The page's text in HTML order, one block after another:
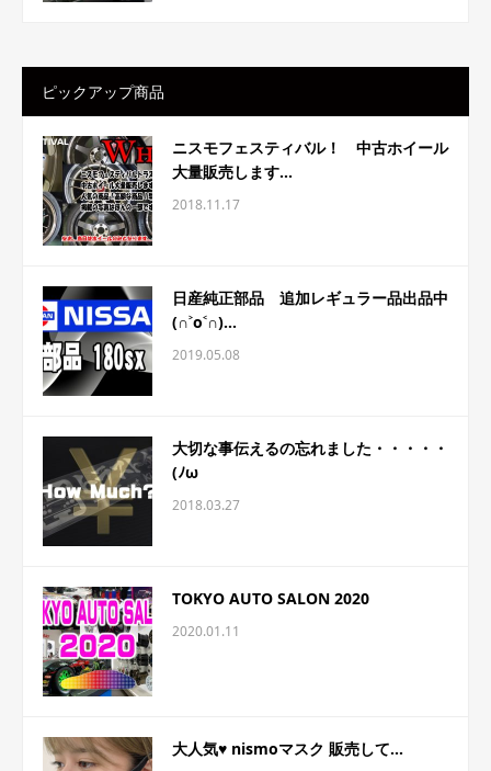
ピックアップ商品
ニスモフェスティバル！ 中古ホイール
大量販売します...
2018.11.17
日産純正部品 追加レギュラー品出品中
(∩˃o˂∩)...
2019.05.08
大切な事伝えるの忘れました・・・・・
(ﾉω
2018.03.27
TOKYO AUTO SALON 2020
2020.01.11
大人気♥ nismoマスク 販売して...